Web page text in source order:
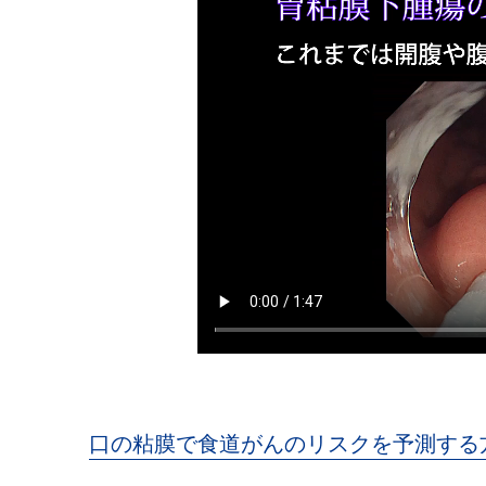
口の粘膜で食道がんのリスクを予測する